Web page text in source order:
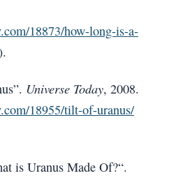
18873/how-long-is-a-
Universe Today, 2008.
18955/tilt-of-uranus/
is Uranus Made Of?“.